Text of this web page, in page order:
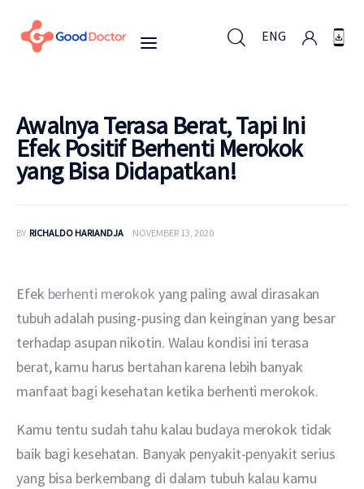
ENG
ENG
Untuk Bisnis
Layanan
Awalnya Terasa Berat, Tapi Ini
Efek Positif Berhenti Merokok
yang Bisa Didapatkan!
BY RICHALDO HARIANDJA NOVEMBER 13, 2020
Efek berhenti merokok yang paling awal dirasakan
tubuh adalah pusing-pusing dan keinginan yang besar
terhadap asupan nikotin. Walau kondisi ini terasa
berat, kamu harus bertahan karena lebih banyak
manfaat bagi kesehatan ketika berhenti merokok.
Kamu tentu sudah tahu kalau budaya merokok tidak
baik bagi kesehatan. Banyak penyakit-penyakit serius
yang bisa berkembang di dalam tubuh kalau kamu